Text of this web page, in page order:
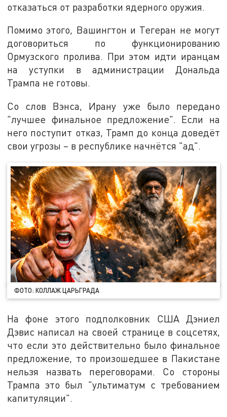
отказаться от разработки ядерного оружия.
Помимо этого, Вашингтон и Тегеран не могут
договориться по функционированию
Ормузского пролива. При этом идти иранцам
на уступки в администрации Дональда
Трампа не готовы.
Со слов Вэнса, Ирану уже было передано
"лучшее финальное предложение". Если на
него поступит отказ, Трамп до конца доведёт
свои угрозы – в республике начнётся "ад".
ФОТО: КОЛЛАЖ ЦАРЬГРАДА
На фоне этого подполковник США Дэниел
Дэвис написал на своей странице в соцсетях,
что если это действительно было финальное
предложение, то произошедшее в Пакистане
нельзя назвать переговорами. Со стороны
Трампа это был "ультиматум с требованием
капитуляции".